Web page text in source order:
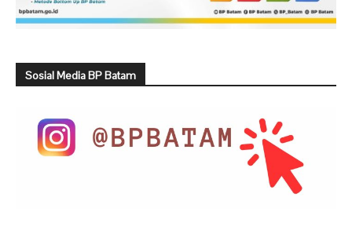
Sosial Media BP Batam